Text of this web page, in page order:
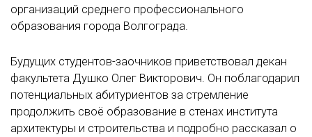
организаций среднего профессионального
образования города Волгограда.
Будущих студентов-заочников приветствовал декан
факультета Душко Олег Викторович. Он поблагодарил
потенциальных абитуриентов за стремление
продолжить своё образование в стенах института
архитектуры и строительства и подробно рассказал о